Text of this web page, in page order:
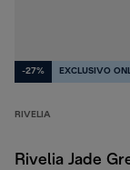
-27% EXCLUSIVO
RIVELIA
Rivelia Jade